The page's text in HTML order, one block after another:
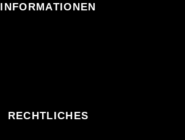
INFORMATIONEN
RECHTLICHES